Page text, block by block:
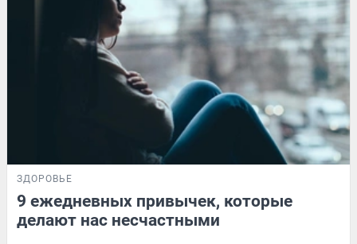
ЗДОРОВЬЕ
9 ежедневных привычек, которые
делают нас несчастными